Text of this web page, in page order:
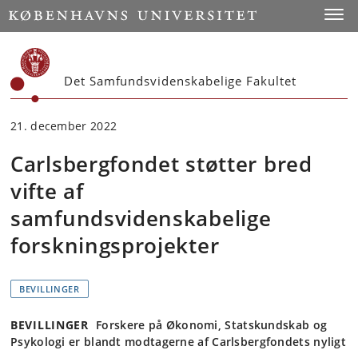
Start
Det Samfundsvidenskabelige Fakultet
21. december 2022
Carlsbergfondet støtter bred
vifte af
samfundsvidenskabelige
forskningsprojekter
BEVILLINGER
BEVILLINGER Forskere på Økonomi, Statskundskab og
Psykologi er blandt modtagerne af Carlsbergfondets nyligt